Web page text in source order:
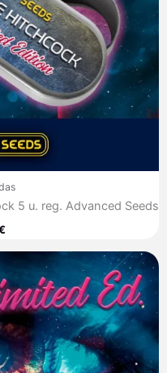
5 u. reg. Advanced Seeds